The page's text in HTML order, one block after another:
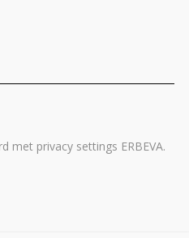
met privacy settings ERBEVA.